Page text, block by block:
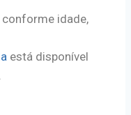
idade,
está disponível